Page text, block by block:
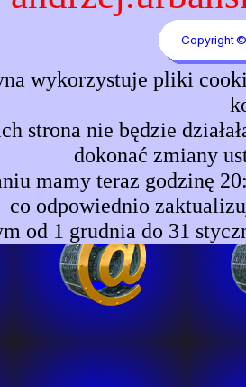
wykorzystuje pliki
strona nie będzie
dokonać zmiany
mamy teraz godzinę
co odpowiednio
od 1 grudnia do 31